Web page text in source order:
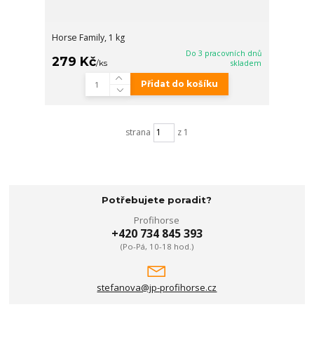
Horse Family, 1 kg
279 Kč/ks
Do 3 pracovních dnů
skladem
Přidat do košíku
strana z 1
Potřebujete poradit?
Profihorse
+420 734 845 393
(Po-Pá, 10-18 hod.)
stefanova@jp-profihorse.cz